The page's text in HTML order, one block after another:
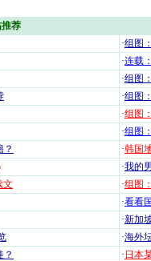
荐
·组图
·连载
·组图
·组图
·组图
·组图
？ ·韩国
·我的
文 ·组图
·看看
·新加
·海外
？ · 日本